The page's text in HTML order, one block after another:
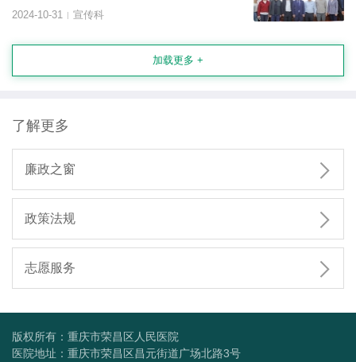
2024-10-31 | 宣传科
加载更多 +
了解更多
廉政之窗 
政策法规 
志愿服务 
版权所有：重庆市荣昌区人民医院
医院地址：重庆市荣昌区昌元街道广场北路3号